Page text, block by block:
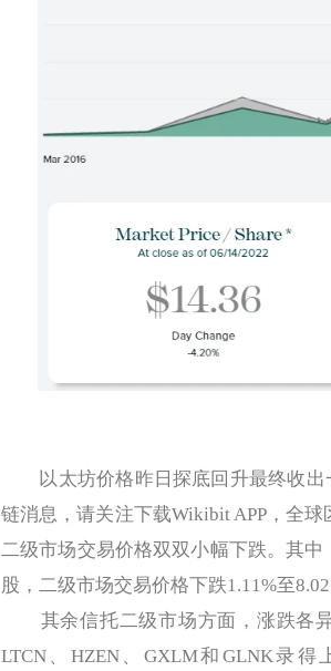
以太坊价格昨日探底回升最终收出
链消息，请关注下载Wikibit APP，全
二级市场交易价格双双小幅下跌。其
股，二级市场交易价格下跌1.11%至
其余信托二级市场方面，涨跌各异
LTCN、HZEN、GXLM和GLNK录